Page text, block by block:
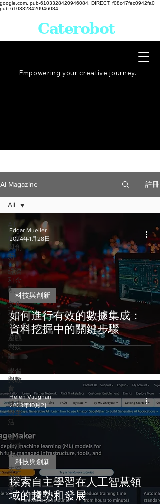
google.com, pub-6103328420946084, DIRECT, f08c47fec0942fa0
pub-6103328420946084
Empowering your creative journey.
Caterobot
AI Magazine 註冊
All
科技
與創
新
經濟
和金
融
文化
和藝
術
遊戲
與媒
體
學習
與教
育
健康
與生
活
社會
永續
ESG
太空
與能
源
All
如何進行有效的數據集成：
資料挖掘中的關鍵步驟
科技與創新
Edgar Mueller
2024年1月28日
探索自主學習在人工智慧領
域的趨勢和發展
科技與創新
Helen Vaughan
2023年10月2日